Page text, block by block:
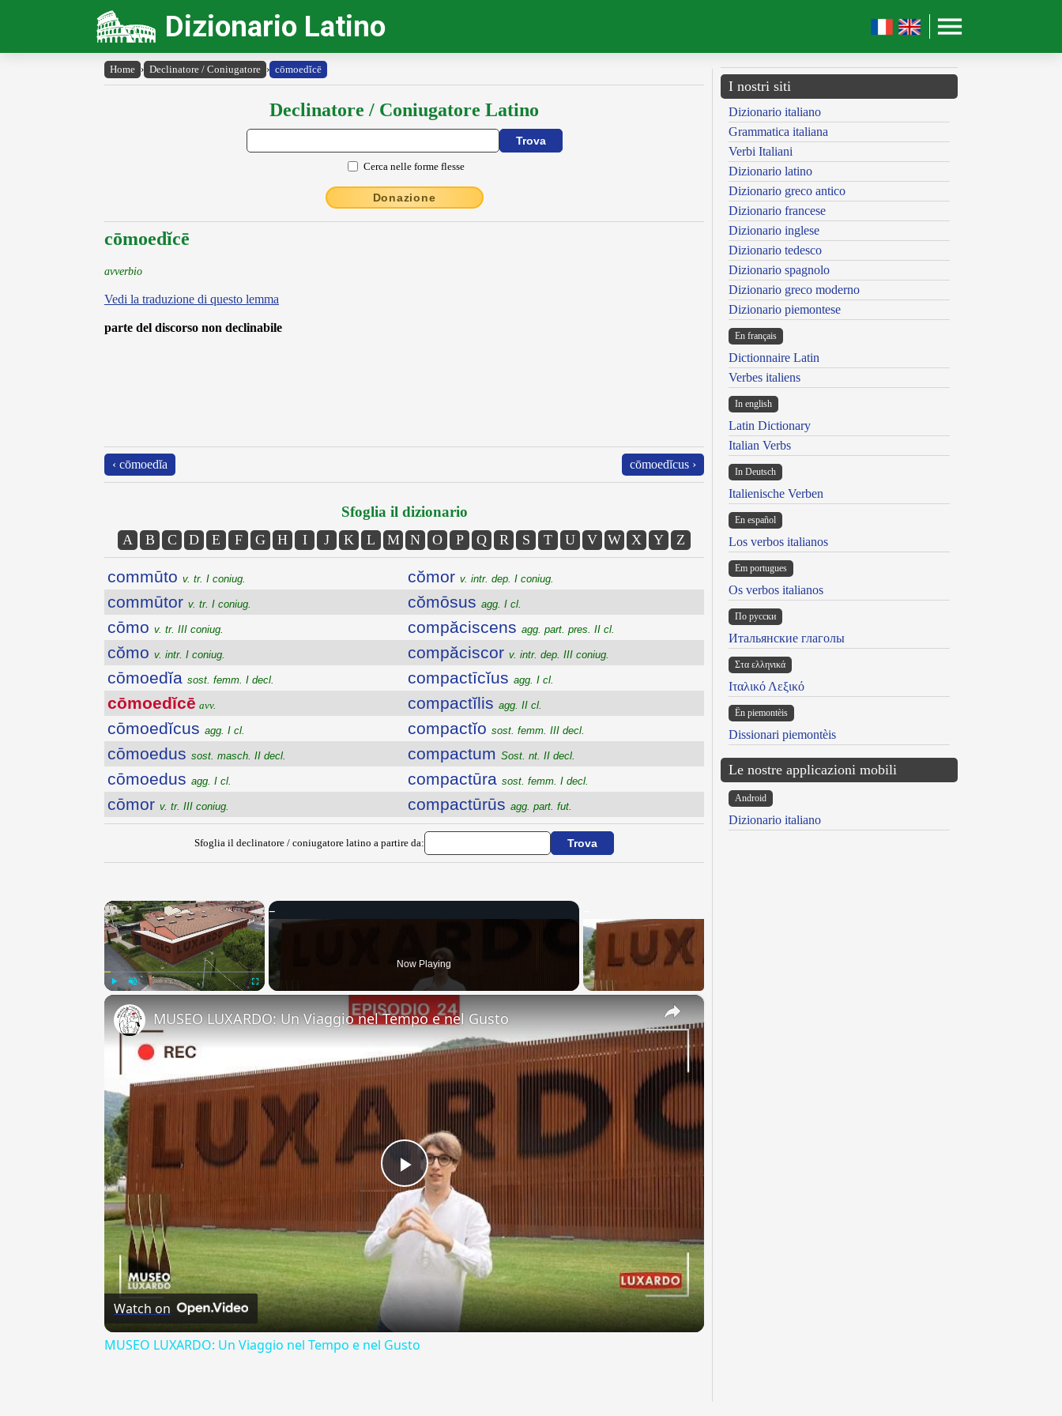
Dizionario Latino
Home › Declinatore / Coniugatore › cōmoedĭcē
Declinatore / Coniugatore Latino
Cerca nelle forme flesse
Donazione
cōmoedĭcē
avverbio
Vedi la traduzione di questo lemma
parte del discorso non declinabile
‹ cōmoedĭa cōmoedĭcus ›
Sfoglia il dizionario
A B C D E F G H I J K L M N O P Q R S T U V W X Y Z
commūto v. tr. I coniug.
commūtor v. tr. I coniug.
cōmo v. tr. III coniug.
cŏmo v. intr. I coniug.
cōmoedĭa sost. femm. I decl.
cōmoedĭcē avv.
cōmoedĭcus agg. I cl.
cōmoedus sost. masch. II decl.
cōmoedus agg. I cl.
cōmor v. tr. III coniug.
cŏmor v. intr. dep. I coniug.
cŏmōsus agg. I cl.
compăciscens agg. part. pres. II cl.
compăciscor v. intr. dep. III coniug.
compactīcĭus agg. I cl.
compactĭlis agg. II cl.
compactĭo sost. femm. III decl.
compactum Sost. nt. II decl.
compactūra sost. femm. I decl.
compactūrūs agg. part. fut.
Sfoglia il declinatore / coniugatore latino a partire da:
×
Now Playing
×
Play
Video
MUSEO LUXARDO: Un Viaggio nel Tempo e nel Gusto
Watch on
MUSEO LUXARDO: Un Viaggio nel Tempo e nel Gusto
I nostri siti
Dizionario italiano
Grammatica italiana
Verbi Italiani
Dizionario latino
Dizionario greco antico
Dizionario francese
Dizionario inglese
Dizionario tedesco
Dizionario spagnolo
Dizionario greco moderno
Dizionario piemontese
En français
Dictionnaire Latin
Verbes italiens
In english
Latin Dictionary
Italian Verbs
In Deutsch
Italienische Verben
En español
Los verbos italianos
Em portugues
Os verbos italianos
По русски
Итальянские глаголы
Στα ελληνικά
Ιταλικό Λεξικό
Ën piemontèis
Dissionari piemontèis
Le nostre applicazioni mobili
Android
Dizionario italiano